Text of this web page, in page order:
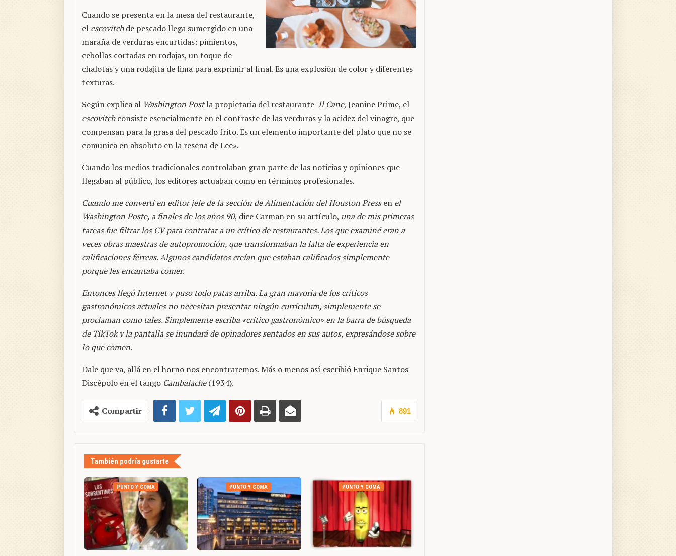
Cuando se presenta en la mesa del restaurante,
el escovitchde pescado llega sumergido en una
maraña de verduras encurtidas: pimientos,
cebollas cortadas en rodajas, un toque de
chalotas y una rodajita de lima para exprimir al final. Es una explosión de color y diferentes
texturas.
Según explica al Washington Postla propietaria del restaurante Il Cane, Jeanine Prime, el
escovitchconsiste esencialmente en el contraste de las verduras y la acidez del vinagre, que
compensan para la grasa del pescado frito. Es un elemento importante del plato que no se
comunica en absoluto en la reseña de Lee».
Cuando los medios tradicionales controlaban gran parte de las noticias y opiniones que
llegaban al público, los editores actuaban como en términos profesionales.
Cuando me convertí en editor jefe de la sección de Alimentación del Houston Pressen el
Washington Poste, a finales de los años 90, dice Carman en su artículo, una de mis primeras
tareas fue filtrar los CV para contratar a un crítico de restaurantes. Los que examiné eran a
veces obras maestras de autopromoción, que transformaban la falta de experiencia en
calificaciones férreas. Algunos candidatos creían que estaban calificados simplemente
porque les encantaba comer.
Entonces llegó Internet y puso todo patas arriba. La gran mayoría de los críticos
gastronómicos actuales no necesitan presentar ningún currículum, simplemente se
proclaman como tales. Simplemente escriba «crítico gastronómico» en la barra de búsqueda
de TikTok y la pantalla se inundará de opinadores sentados en sus autos, expresándose sobre
lo que comen.
Dale que va, allá en el horno nos encontraremos. Más o menos así escribió Enrique Santos
Discépolo en el tango Cambalache(1934).
891
Compartir
También podría gustarte
PUNTO Y COMA PUNTO Y COMA PUNTO Y COMA